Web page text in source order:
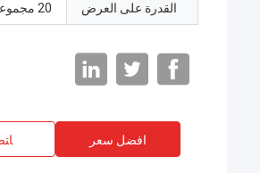
القدرة على العرض 20 مجموعة في الشهر
افضل سعر